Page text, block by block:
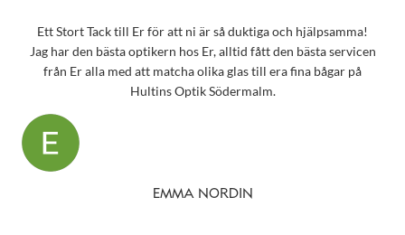
Ett Stort Tack till Er för att ni är så duktiga och hjälpsamma!
Jag har den bästa optikern hos Er, alltid fått den bästa servicen
från Er alla med att matcha olika glas till era fina bågar på
Hultins Optik Södermalm.
EMMA NORDIN